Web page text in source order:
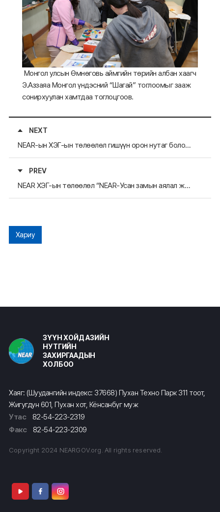
Монгол улсын Өмнөговь аймгийн төрийн албан хаагч
Э.Аззаяа Монгол үндэсний “Шагай” тоглоомыг зааж
сонирхуулан хамтдаа тоглоцгоов.
NEXT
NEAR-ын ХЭГ-ын төлөөлөл гишүүн орон нутаг болох Жолланам мужид зочлов
PREV
NEAR ХЭГ-ын төлөөлөл “NEAR-Усан замын аялал жуулчлалын форум”-тай холбогдуулан Япон улсын Киото мужийн удирдлагуудтай уулзав
Хариу
ЗҮҮН ХОЙД АЗИЙН
НУТГИЙН
ЗАХИРГААДЫН
ХОЛБОО
Хаяг: (Шуудангийн индекс: 37668) Пухан Техно Парк 311 тоот,
Жигугдун 601, Пухан хот, Кёнсанбүг муж
Утас
82-54-223-2319
Факс
82-54-223-2309
Copyright 2024 NEARGOV.org. All rights reserved.